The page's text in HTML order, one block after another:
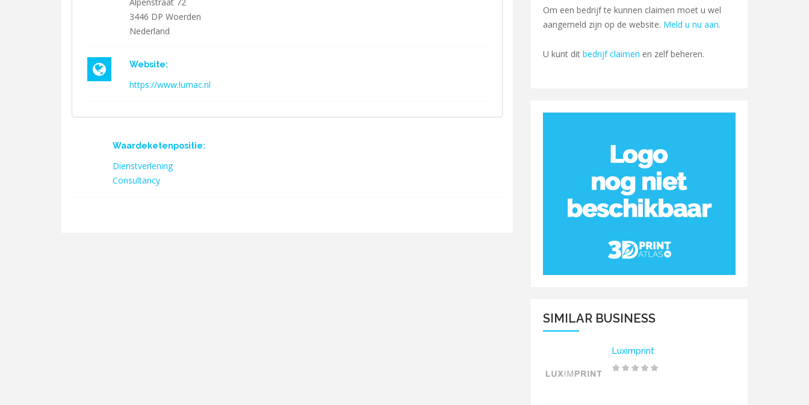
3446 DP Woerden
Nederland
Website:
https://www.lumac.nl
Waardeketenpositie:
Dienstverlening
Consultancy
Om een bedrijf te kunnen claimen moet u wel
aangemeld zijn op de website. Meld u nu aan.
U kunt dit bedrijf claimen en zelf beheren.
SIMILAR BUSINESS
Luximprint